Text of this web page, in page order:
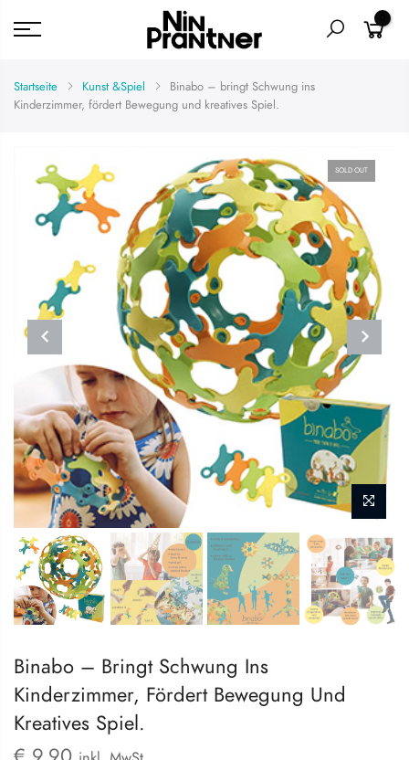
Startseite Kunst &Spiel
Binabo – bringt Schwung ins
Kinderzimmer, fördert Bewegung und kreatives Spiel.
SOLD OUT
PREVIOUS NEXT
Binabo – Bringt Schwung Ins
Kinderzimmer, Fördert Bewegung Und
Kreatives Spiel.
LOGIN
Password*